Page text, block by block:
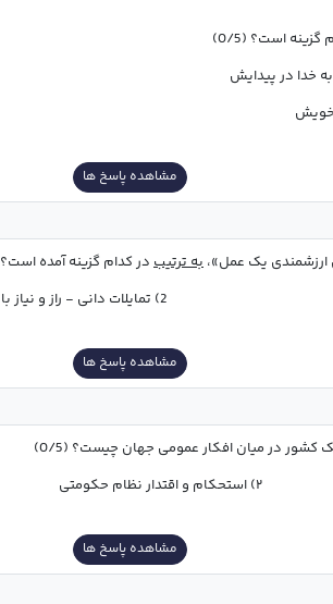
است؟ (0/5)
مشاهده پاسخ ها
ارزشمندی یک عمل»، به ترتیب در کدام گزینه آمده است؟
مشاهده پاسخ ها
کشور در میان افکار عمومی جهان چیست؟ (0/5)
مشاهده پاسخ ها